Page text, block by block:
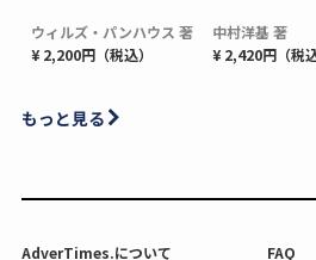
ウィルズ・パンハウス 著
¥ 2,200円（税込）
中村洋基 著
¥ 2,420円（税込
もっと見る
AdverTimes.について FAQ